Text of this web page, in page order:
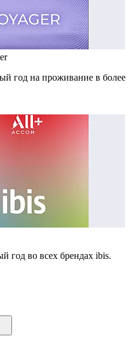
год на проживание в более
год во всех брендах ibis.